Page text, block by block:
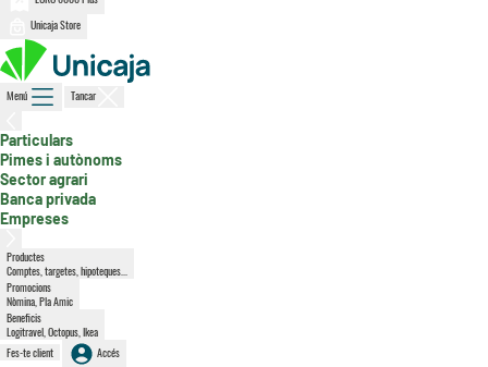
Unicaja Store
Menú Tancar
Particulars, secció activa
Pimes i autònoms
Sector agrari
Banca privada
Empreses
Productes
Comptes, targetes, hipoteques...
Promocions
Nòmina, Pla Amic
Beneficis
Logitravel, Octopus, Ikea
Fes-te client
Accés